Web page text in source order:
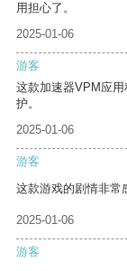
用担心了。
2025-01-06
游客
这款加速器VPM应
护。
2025-01-06
游客
这款游戏的剧情非常
2025-01-06
游客